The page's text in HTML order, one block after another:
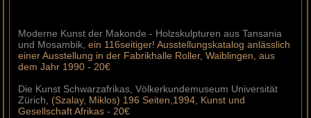
Moderne Kunst der Makonde - Holzskulpturen aus Tansania
und Mosambik, ein 116seitiger! Ausstellungskatalog anlässlich
einer Ausstellung in der Fabrikhalle Roller, Waiblingen, aus
dem Jahr 1990 - 20€
Die Kunst Schwarzafrikas, Völkerkundemuseum Universität
Zürich, (Szalay, Miklos) 196 Seiten,1994, Kunst und
Gesellschaft Afrikas - 20€